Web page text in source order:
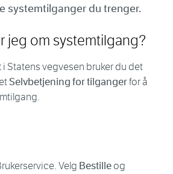
systemtilganger du trenger.
jeg om systemtilgang?
i Statens vegvesen bruker du det
Selvbetjening for tilgangerfor å
Velg Bestilleog